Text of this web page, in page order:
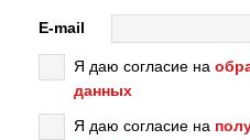
E-mail
Я даю согласие на
данных
Я даю согласие на